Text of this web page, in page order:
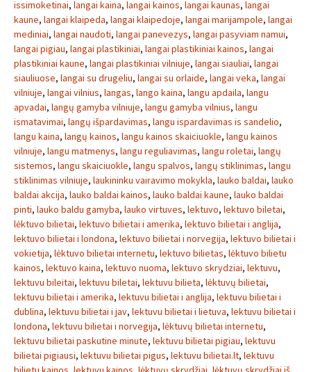
issimoketinai, langai kaina, langai kainos, langai kaunas, langai
kaune, langai klaipeda, langai klaipedoje, langai marijampole, langai
mediniai, langai naudoti, langai panevezys, langai pasyviam namui,
langai pigiau, langai plastikiniai, langai plastikiniai kainos, langai
plastikiniai kaune, langai plastikiniai vilniuje, langai siauliai, langai
siauliuose, langai su drugeliu, langai su orlaide, langai veka, langai
vilniuje, langai vilnius, langas, lango kaina, langu apdaila, langu
apvadai, langų gamyba vilniuje, langu gamyba vilnius, langu
ismatavimai, langų išpardavimas, langu ispardavimas is sandelio,
langu kaina, langų kainos, langu kainos skaiciuokle, langu kainos
vilniuje, langu matmenys, langu reguliavimas, langu roletai, langų
sistemos, langu skaiciuokle, langu spalvos, langų stiklinimas, langu
stiklinimas vilniuje, laukininku vairavimo mokykla, lauko baldai, lauko
baldai akcija, lauko baldai kainos, lauko baldai kaune, lauko baldai
pinti, lauko baldu gamyba, lauko virtuves, lektuvo, lektuvo biletai,
lėktuvo bilietai, lektuvo bilietai i amerika, lektuvo bilietai i anglija,
lektuvo bilietai i londona, lektuvo bilietai i norvegija, lektuvo bilietai i
vokietija, lėktuvo bilietai internetu, lektuvo bilietas, lėktuvo bilietu
kainos, lektuvo kaina, lektuvo nuoma, lektuvo skrydziai, lektuvu,
lektuvu bileitai, lektuvu biletai, lektuvu bilieta, lėktuvų bilietai,
lektuvu bilietai i amerika, lektuvu bilietai i anglija, lektuvu bilietai i
dublina, lektuvu bilietai i jav, lektuvu bilietai i lietuva, lektuvu bilietai i
londona, lektuvu bilietai i norvegija, lėktuvų bilietai internetu,
lektuvu bilietai paskutine minute, lektuvu bilietai pigiau, lektuvu
bilietai pigiausi, lektuvu bilietai pigus, lektuvu bilietai.lt, lektuvu